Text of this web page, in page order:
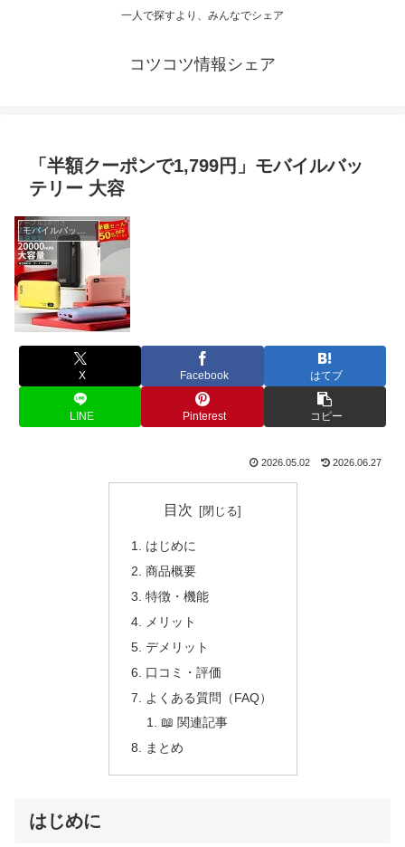
一人で探すより、みんなでシェア
コツコツ情報シェア
「半額クーポンで1,799円」モバイルバッ
テリー 大容
モバイルバッテリー
X Facebook はてブ
LINE Pinterest コピー
2026.05.02 2026.06.27
目次
はじめに
商品概要
特徴・機能
メリット
デメリット
口コミ・評価
よくある質問（FAQ）
📖 関連記事
まとめ
はじめに